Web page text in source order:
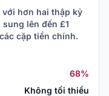
hơn hai thập kỷ
lên đến £1
cặp tiền chính.
68%
Không tối thiểu